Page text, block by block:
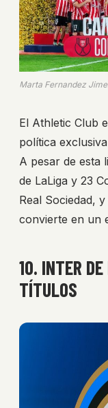
Marta Fernandez
El Athletic Club
política
A pesar de esta
de LaLiga y 23
Real Sociedad,
convierte en un
10. INTER
TÍTULOS